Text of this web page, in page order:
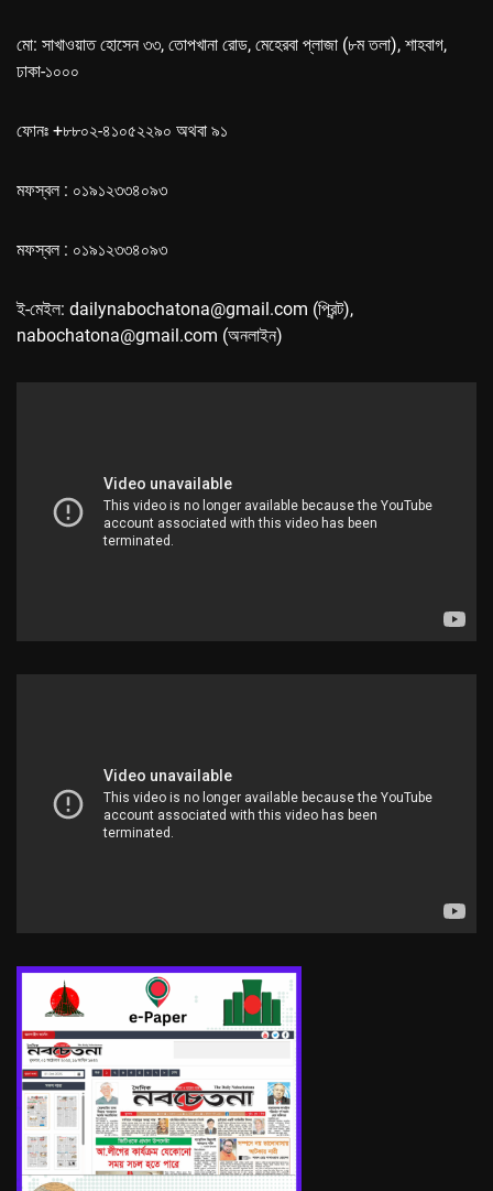
মো: সাখাওয়াত হোসেন ৩৩, তোপখানা রোড, মেহেরবা প্লাজা (৮ম তলা), শাহবাগ,
ঢাকা-১০০০
ফোনঃ +৮৮০২-৪১০৫২২৯০ অথবা ৯১
মফস্বল : ০১৯১২৩৩৪০৯৩
মফস্বল : ০১৯১২৩৩৪০৯৩
ই-মেইল: dailynabochatona@gmail.com (প্রিন্ট),
nabochatona@gmail.com (অনলাইন)